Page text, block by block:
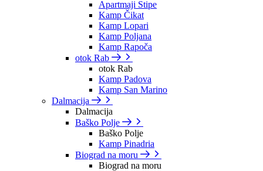
Apartmaji Stipe
Kamp Čikat
Kamp Lopari
Kamp Poljana
Kamp Rapoča
otok Rab
otok Rab
Kamp Padova
Kamp San Marino
Dalmacija
Dalmacija
Baško Polje
Baško Polje
Kamp Pinadria
Biograd na moru
Biograd na moru